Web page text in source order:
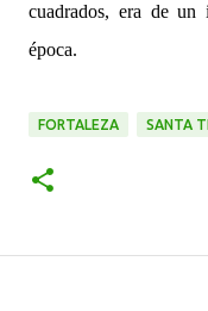
cuadrados, era de un
época.
FORTALEZA SANTA